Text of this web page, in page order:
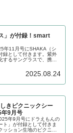
」が付録！smart
年11月号にSHAKA（シ
録として付きます。紫外
るサングラスで、携帯
2025.08.24
きピクニックシー
年9月号
年9月号にドラえもんの
ト」が付録として付きま
ション生地のピクニッ